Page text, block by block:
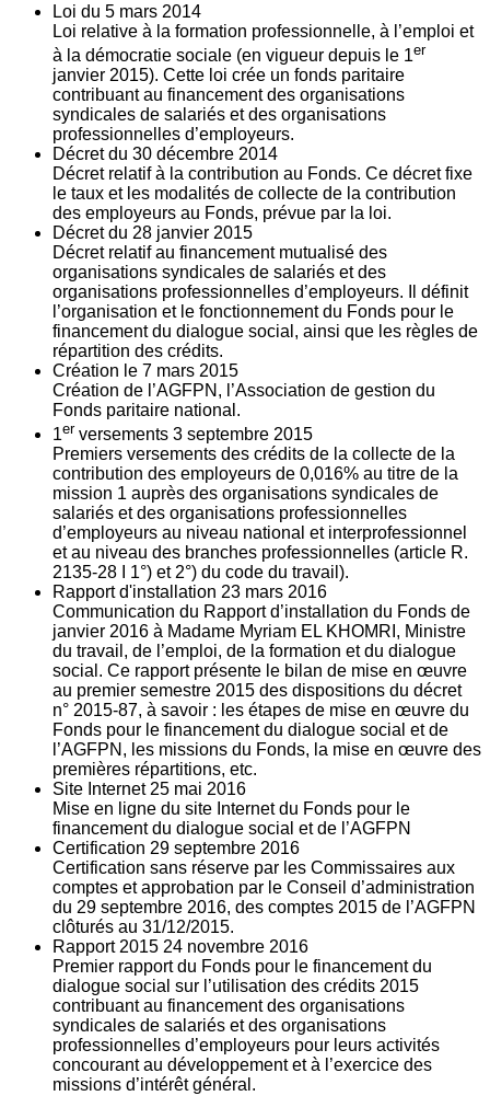
Loi du 5 mars 2014
Loi relative à la formation professionnelle, à l’emploi et
à la démocratie sociale (en vigueur depuis le 1er
janvier 2015). Cette loi crée un fonds paritaire
contribuant au financement des organisations
syndicales de salariés et des organisations
professionnelles d’employeurs.
Décret du 30 décembre 2014
Décret relatif à la contribution au Fonds. Ce décret fixe
le taux et les modalités de collecte de la contribution
des employeurs au Fonds, prévue par la loi.
Décret du 28 janvier 2015
Décret relatif au financement mutualisé des
organisations syndicales de salariés et des
organisations professionnelles d’employeurs. Il définit
l’organisation et le fonctionnement du Fonds pour le
financement du dialogue social, ainsi que les règles de
répartition des crédits.
Création le 7 mars 2015
Création de l’AGFPN, l’Association de gestion du
Fonds paritaire national.
1er versements 3 septembre 2015
Premiers versements des crédits de la collecte de la
contribution des employeurs de 0,016% au titre de la
mission 1 auprès des organisations syndicales de
salariés et des organisations professionnelles
d’employeurs au niveau national et interprofessionnel
et au niveau des branches professionnelles (article R.
2135‐28 I 1°) et 2°) du code du travail).
Rapport d'installation 23 mars 2016
Communication du Rapport d’installation du Fonds de
janvier 2016 à Madame Myriam EL KHOMRI, Ministre
du travail, de l’emploi, de la formation et du dialogue
social. Ce rapport présente le bilan de mise en œuvre
au premier semestre 2015 des dispositions du décret
n° 2015-87, à savoir : les étapes de mise en œuvre du
Fonds pour le financement du dialogue social et de
l’AGFPN, les missions du Fonds, la mise en œuvre des
premières répartitions, etc.
Site Internet 25 mai 2016
Mise en ligne du site Internet du Fonds pour le
financement du dialogue social et de l’AGFPN
Certification 29 septembre 2016
Certification sans réserve par les Commissaires aux
comptes et approbation par le Conseil d’administration
du 29 septembre 2016, des comptes 2015 de l’AGFPN
clôturés au 31/12/2015.
Rapport 2015 24 novembre 2016
Premier rapport du Fonds pour le financement du
dialogue social sur l’utilisation des crédits 2015
contribuant au financement des organisations
syndicales de salariés et des organisations
professionnelles d’employeurs pour leurs activités
concourant au développement et à l’exercice des
missions d’intérêt général.